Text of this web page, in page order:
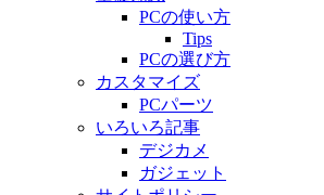
PCの使い方
Tips
PCの選び方
カスタマイズ
PCパーツ
いろいろ記事
デジカメ
ガジェット